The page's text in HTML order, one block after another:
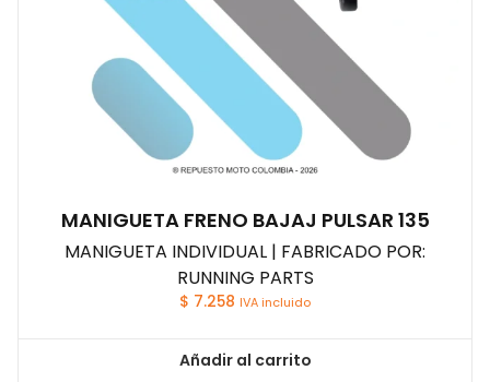
MANIGUETA FRENO BAJAJ PULSAR 135
MANIGUETA INDIVIDUAL | FABRICADO POR:
RUNNING PARTS
$ 7.258 IVA incluido
Añadir al carrito